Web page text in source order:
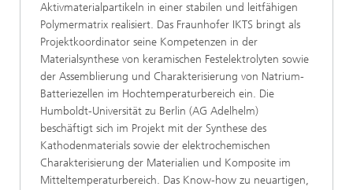
Aktivmaterialpartikeln in einer stabilen und leitfähigen
Polymermatrix realisiert. Das Fraunhofer IKTS bringt als
Projektkoordinator seine Kompetenzen in der
Materialsynthese von keramischen Festelektrolyten sowie
der Assemblierung und Charakterisierung von Natrium-
Batteriezellen im Hochtemperaturbereich ein. Die
Humboldt-Universität zu Berlin (AG Adelhelm)
beschäftigt sich im Projekt mit der Synthese des
Kathodenmaterials sowie der elektrochemischen
Charakterisierung der Materialien und Komposite im
Mitteltemperaturbereich. Das Know-how zu neuartigen,